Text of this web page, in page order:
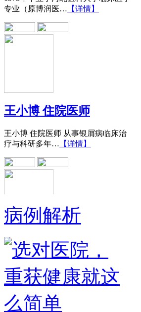
王小博 住院医师
王小博 住院医师 从事银屑病临床治
疗与科研多年…【详情】
黄省让，男，医生。一九七六年毕业
病例解析